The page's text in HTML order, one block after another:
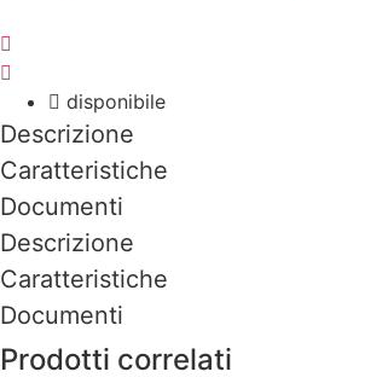
MARCA
SOLA
quantità
disponibile
Descrizione
Caratteristiche
Documenti
Descrizione
Caratteristiche
Documenti
Prodotti correlati